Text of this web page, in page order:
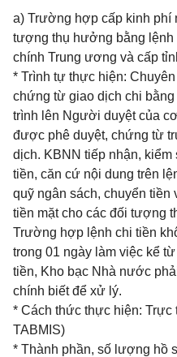
a) Trường hợp cấp kinh phí
tượng thụ hưởng bằng lệnh
chính Trung ương và cấp
* Trình tự thực hiện:
chứng từ giao dịch chi
trình lên Người duyệt của
được phê duyệt, chứng từ
dịch. KBNN tiếp nhận,
tiền, căn cứ nội dung trên
quỹ ngân sách, chuyển tiền
tiền mặt cho các đối tượng
Trường hợp lệnh chi tiền
trong 01 ngày làm việc kể
tiền, Kho bạc Nhà nước
chính biết để xử lý.
* Cách thức thực hiện: Trực
TABMIS)
* Thành phần, số lượng hồ